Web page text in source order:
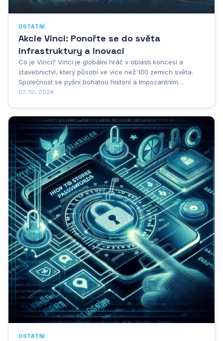
OSTATNÍ
Akcie Vinci: Ponořte se do světa
infrastruktury a inovací
Co je Vinci? Vinci je globální hráč v oblasti koncesí a
stavebnictví, který působí ve více než 100 zemích světa.
Společnost se pyšní bohatou historií a impozantním
portfoliem projektů, které zahrnují silnice, dálnice, letiště,
07. 12. 2024
OSTATNÍ